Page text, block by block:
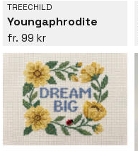
TREECHILD
Youngaphrodite
99 kr